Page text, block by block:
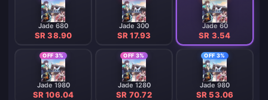
60 Jade
SR 3.54
300 Jade
SR 17.93
680 Jade
SR 38.90
3% OFF
980 Jade
SR 53.06
3% OFF
1280 Jade
SR 70.72
3% OFF
1980 Jade
SR 106.04